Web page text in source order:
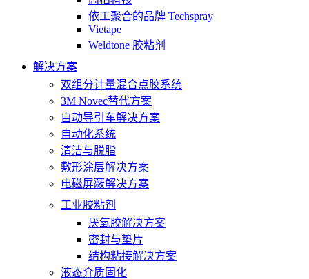
依工聚合的品牌 Techspray
Vietape
Weldtone 胶粘剂
解决方案
双组分计量混合点胶系统
3M Novec替代方案
自动导引车解决方案
自动化系统
清洁与脱脂
敷形涂层解决方案
电磁屏蔽解决方案
工业胶粘剂
厌氧胶解决方案
密封与垫片
结构粘接解决方案
液态介质固化